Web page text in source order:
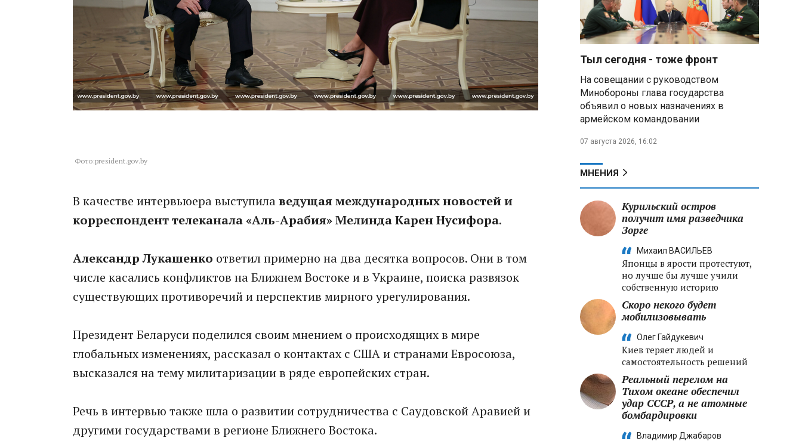
Фото:president.gov.by
В качестве интервьюера выступилаведущая международных новостей и
корреспондент телеканала «Аль-Арабия» Мелинда Карен Нусифора.
Александр Лукашенко ответил примерно на два десятка вопросов. Они в том
числе касались конфликтов на Ближнем Востоке и в Украине, поиска развязок
существующих противоречий и перспектив мирного урегулирования.
Президент Беларуси поделился своим мнением о происходящих в мире
глобальных изменениях, рассказал о контактах с США и странами Евросоюза,
высказался на тему милитаризации в ряде европейских стран.
Речь в интервью также шла о развитии сотрудничества с Саудовской Аравией и
другими государствами в регионе Ближнего Востока.
Тыл сегодня - тоже фронт
На совещании с руководством
Минобороны глава государства
объявил о новых назначениях в
армейском командовании
07 августа 2026, 16:02
МНЕНИЯ
Курильский остров
получит имя разведчика
Зорге
Михаил ВАСИЛЬЕВ
Японцы в ярости протестуют,
но лучше бы лучше учили
собственную историю
Скоро некого будет
мобилизовывать
Олег Гайдукевич
Киев теряет людей и
самостоятельность решений
Реальный перелом на
Тихом океане обеспечил
удар СССР, а не атомные
бомбардировки
Владимир Джабаров